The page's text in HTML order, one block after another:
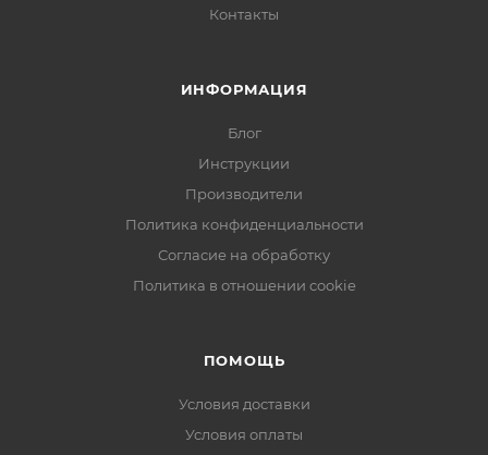
Контакты
ИНФОРМАЦИЯ
Блог
Инструкции
Производители
Политика конфиденциальности
Согласие на обработку
Политика в отношении cookie
ПОМОЩЬ
Условия доставки
Условия оплаты